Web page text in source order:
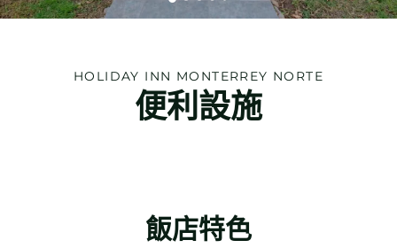
HOLIDAY INN MONTERREY NORTE
便利設施
飯店特色